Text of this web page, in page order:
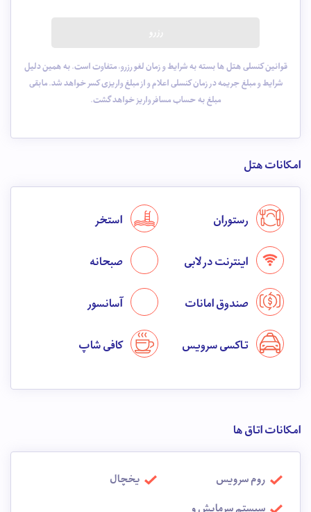
قوانین کنسلی هتل ها بسته به شرایط و زمان لغو رزرو، متفاوت است. به همین دلیل
شرایط و مبلغ جریمه در زمان کنسلی اعلام و از مبلغ واریزی کسر خواهد شد. مابقی
مبلغ به حساب مسافر واریز خواهد گشت.
امکانات هتل
رستوران استخر
اینترنت در لابی صبحانه
صندوق امانات آسانسور
تاکسی سرویس کافی شاپ
امکانات اتاق ها
روم سرویس
یخچال
سیستم سرمایش و